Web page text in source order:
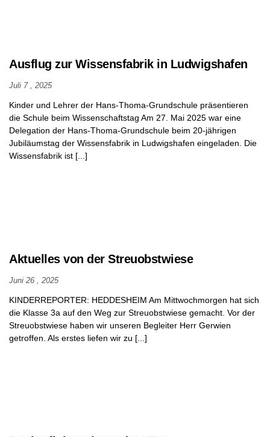
Ausflug zur Wissensfabrik in Ludwigshafen
Juli 7 , 2025
Kinder und Lehrer der Hans-Thoma-Grundschule präsentieren
die Schule beim Wissenschaftstag Am 27. Mai 2025 war eine
Delegation der Hans-Thoma-Grundschule beim 20-jährigen
Jubiläumstag der Wissensfabrik in Ludwigshafen eingeladen. Die
Wissensfabrik ist [...]
Aktuelles von der Streuobstwiese
Juni 26 , 2025
KINDERREPORTER: HEDDESHEIM Am Mittwochmorgen hat sich
die Klasse 3a auf den Weg zur Streuobstwiese gemacht. Vor der
Streuobstwiese haben wir unseren Begleiter Herr Gerwien
getroffen. Als erstes liefen wir zu [...]